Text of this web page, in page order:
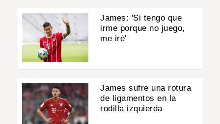
James: 'Si tengo que
irme porque no juego,
me iré'
James sufre una rotura
de ligamentos en la
rodilla izquierda